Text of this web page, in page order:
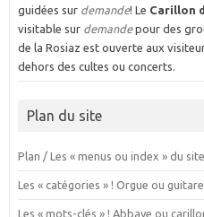
guidées sur demande! Le Carillon
visitable sur demandepour des
de la Rosiaz est ouverte aux
dehors des cultes ou concerts.
Plan du site
Plan / Les « menus ou index » du
Les « catégories » ! Orgue ou guitare
Les « mots-clés » ! Abbaye ou